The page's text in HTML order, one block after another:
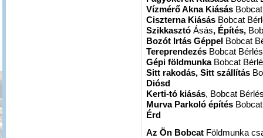
Vízmérő Akna Kiásás
Ciszterna Kiásás Bobcat
Szikkasztó Ásás, Építés,
Bozót Irtás Géppel Bobcat
Tereprendezés Bobcat
Gépi földmunkaBobcat
Sitt rakodás, Sitt szállítás
Diósd
Kerti-tó kiásás, Bobcat
Murva Parkoló építés
Érd
Az Ön Bobcat Földmunka